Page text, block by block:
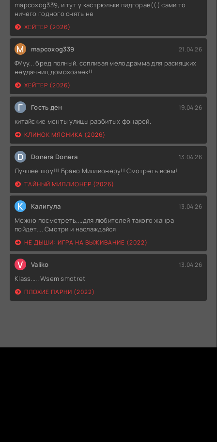
mapcoxog339, и тут у кастрюльки пидгорае((( сами то
ничего годного снять не
ХЕЙТЕР (2026)
M mapcoxog339 21.04.26
ФУуу... бред полный. сопливая мелодрамма для расияцких
неудачниц домохозяек!!
ХЕЙТЕР (2026)
Г Гость ден 19.04.26
китайские менты улицы разбитых фонарей.
КЛИНОК МЯСНИКА (2026)
D Donera Donera 13.04.26
Лучшее шоу!!! Браво Миллионеру!! Смотреть всем!
ТАЙНЫЙ МИЛЛИОНЕР (2026)
К Калигула 13.04.26
Можно посмотреть....для любителей такого жанра
пойдет.... Смотри и наслаждайся
НЕ ДЫШИ: ИГРА НА ВЫЖИВАНИЕ (2022)
V Valiko 13.04.26
Klass..... Wsem smotret
ПЛОХИЕ ПАРНИ (2022)